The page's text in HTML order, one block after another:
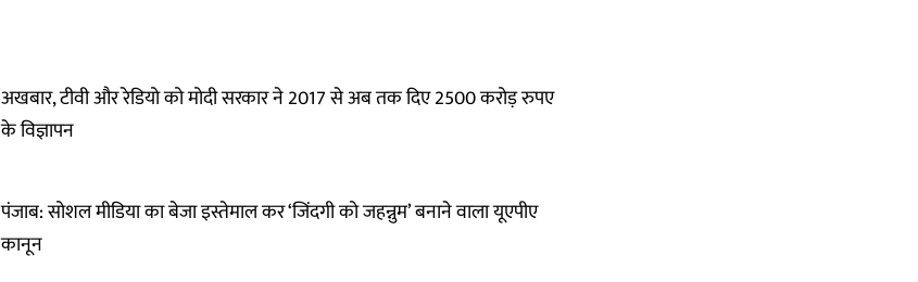
अखबार, टीवी और रेडियो को मोदी सरकार ने 2017 से अब तक दिए 2500 करोड़ रुपए
के विज्ञापन
पंजाब: सोशल मीडिया का बेजा इस्तेमाल कर ‘जिंदगी को जहन्नुम’ बनाने वाला यूएपीए
कानून